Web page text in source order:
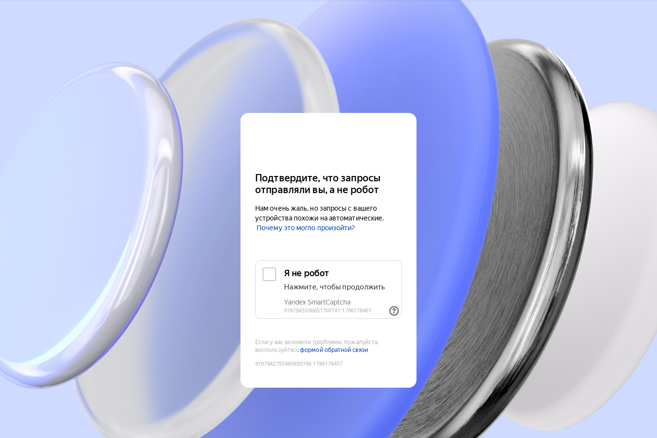
Подтвердите, что запросы
отправляли вы, а не робот
Нам очень жаль, но запросы с вашего
устройства похожи на автоматические.
Почему это могло произойти?
Если у вас возникли проблемы, пожалуйста,
воспользуйтесьформой обратной связи
9187942755465693196:1786178457